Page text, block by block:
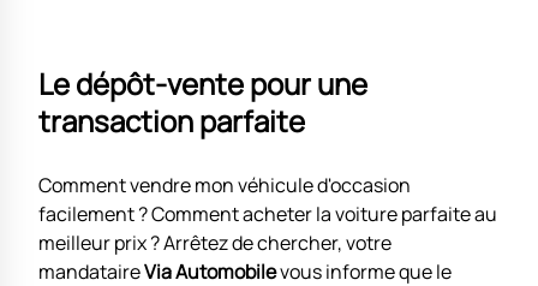
Le dépôt-vente pour une
transaction parfaite
Comment vendre mon véhicule d'occasion
facilement ? Comment acheter la voiture parfaite au
meilleur prix ? Arrêtez de chercher, votre
mandataireVia Automobilevous informe que le